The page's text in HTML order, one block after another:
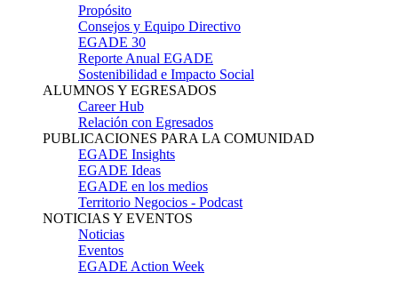
Propósito
Consejos y Equipo Directivo
EGADE 30
Reporte Anual EGADE
Sostenibilidad e Impacto Social
ALUMNOS Y EGRESADOS
Career Hub
Relación con Egresados
PUBLICACIONES PARA LA COMUNIDAD
EGADE Insights
EGADE Ideas
EGADE en los medios
Territorio Negocios - Podcast
NOTICIAS Y EVENTOS
Noticias
Eventos
EGADE Action Week